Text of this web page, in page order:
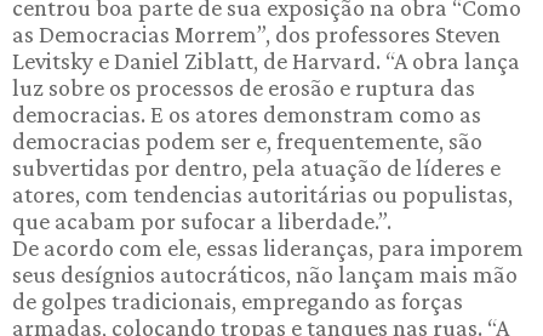
centrou boa parte de sua exposição na obra “Como
as Democracias Morrem”, dos professores Steven
Levitsky e Daniel Ziblatt, de Harvard. “A obra lança
luz sobre os processos de erosão e ruptura das
democracias. E os atores demonstram como as
democracias podem ser e, frequentemente, são
subvertidas por dentro, pela atuação de líderes e
atores, com tendencias autoritárias ou populistas,
que acabam por sufocar a liberdade.”.
De acordo com ele, essas lideranças, para imporem
seus desígnios autocráticos, não lançam mais mão
de golpes tradicionais, empregando as forças
armadas, colocando tropas e tanques nas ruas. “A